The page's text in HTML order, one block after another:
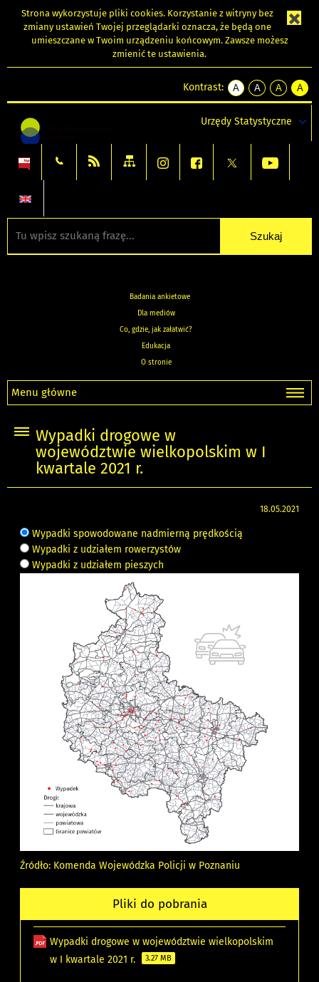
Strona wykorzystuje pliki cookies. Korzystanie z witryny bez
zmiany ustawień Twojej przeglądarki oznacza, że będą one
umieszczane w Twoim urządzeniu końcowym. Zawsze możesz
zmienić te ustawienia.
Kontrast:
A
kontrast
A
kontrast
tekst
czarnym
A
kontrast
tekst
czarnym
A
tekst
żółtym
Urzędy Statystyczne
Badania ankietowe
Dla mediów
Co, gdzie, jak załatwić?
Edukacja
O stronie
Menu główne
Wypadki drogowe w
województwie wielkopolskim w I
kwartale 2021 r.
18.05.2021
Wypadki spowodowane nadmierną prędkością
Wypadki z udziałem rowerzystów
Wypadki z udziałem pieszych
Źródło: Komenda Wojewódzka Policji w Poznaniu
Pliki do pobrania
Wypadki drogowe w województwie wielkopolskim
w I kwartale 2021 r.
3.27 MB